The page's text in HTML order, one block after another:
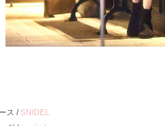
ス / SNIDEL